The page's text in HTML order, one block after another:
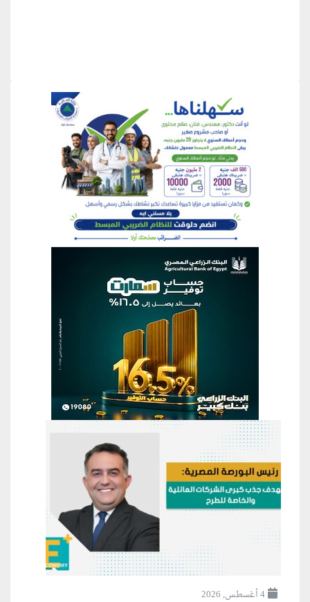
منطقة إعلانية
منطقة إعلانية
4 أغسطس, 2026